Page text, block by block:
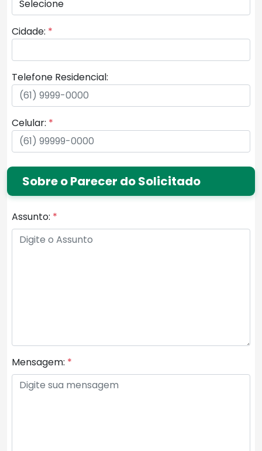
Cidade: *
Telefone Residencial:
Celular: *
Sobre o Parecer do Solicitado
Assunto: *
Mensagem: *